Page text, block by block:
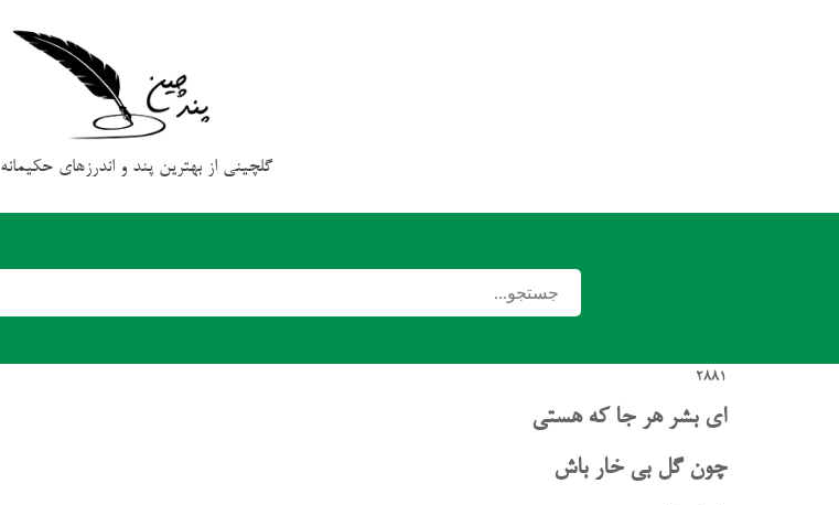
گلچینی از بهترین پند و اندرزهای حکیمانه
2881
ای بشر هر جا که هستی
چون گل بی خار باش